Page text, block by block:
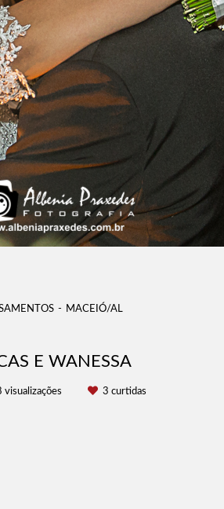
MACEIÓ/AL
E WANESSA
visualizações 3 curtidas